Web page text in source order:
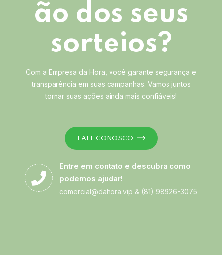
ão dos seus
sorteios?
Com a Empresa da Hora, você garante segurança e
transparência em suas campanhas. Vamos juntos
tornar suas ações ainda mais confiáveis!
FALE CONOSCO
Entre em contato e descubra como
podemos ajudar!
comercial@dahora.vip & (81) 98926-3075